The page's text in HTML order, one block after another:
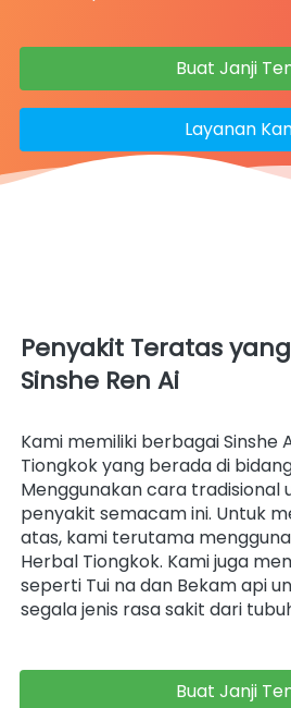
`Buat Janji
`Layanan
Penyakit Teratas
Sinshe Ren Ai
Kami memiliki berbagai Sinshe
Tiongkok yang berada di
Menggunakan cara tradisional
penyakit semacam ini. Untuk
atas, kami terutama
Herbal Tiongkok. Kami juga
seperti Tui na dan Bekam api
segala jenis rasa sakit dari
`Buat Janji